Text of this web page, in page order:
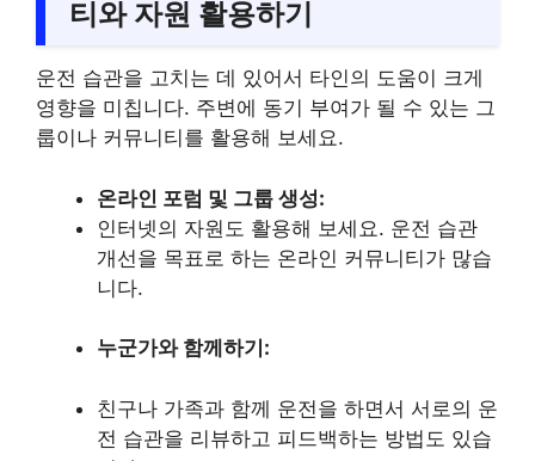
티와 자원 활용하기
운전 습관을 고치는 데 있어서 타인의 도움이 크게
영향을 미칩니다. 주변에 동기 부여가 될 수 있는 그
룹이나 커뮤니티를 활용해 보세요.
온라인 포럼 및 그룹 생성:
인터넷의 자원도 활용해 보세요. 운전 습관
개선을 목표로 하는 온라인 커뮤니티가 많습
니다.
누군가와 함께하기:
친구나 가족과 함께 운전을 하면서 서로의 운
전 습관을 리뷰하고 피드백하는 방법도 있습